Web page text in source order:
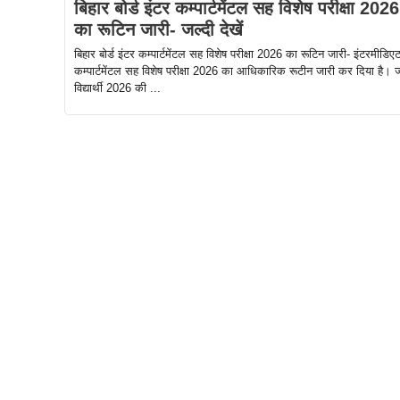
बिहार बोर्ड इंटर कम्पार्टमेंटल सह विशेष परीक्षा 2026
का रूटिन जारी- जल्दी देखें
बिहार बोर्ड इंटर कम्पार्टमेंटल सह विशेष परीक्षा 2026 का रूटिन जारी- इंटरमीडिएट
कम्पार्टमेंटल सह विशेष परीक्षा 2026 का आधिकारिक रूटीन जारी कर दिया है।
विद्यार्थी 2026 की ...